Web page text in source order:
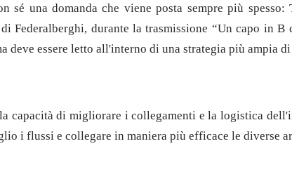
sé una domanda che viene posta sempre più
Federalberghi, durante la trasmissione “Un capo in
deve essere letto all'interno di una strategia più ampia
capacità di migliorare i collegamenti e la logistica
i flussi e collegare in maniera più efficace le diverse